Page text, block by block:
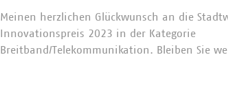
Meinen herzlichen Glückwunsch an die
Innovationspreis 2023 in der Kategorie
Breitband/Telekommunikation. Bleiben Sie